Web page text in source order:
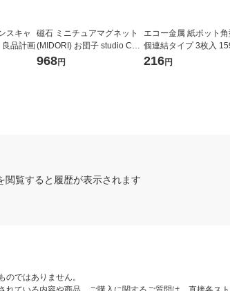
スキャ
良品計画
磁石 ミニチュアマグネット
(MIDORI) お団子 studio CLI
P
968円
エコー金属 紙ポット
個連結タイプ 3枚入
8 1セット
216円
閲覧すると履歴が表示されます
ではありません。